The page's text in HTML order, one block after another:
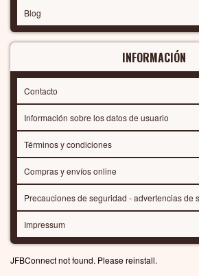
Blog
INFORMACIÓN
Contacto
Información sobre los datos de usuario
Términos y condiciones
Compras y envíos online
Precauciones de seguridad - advertencias de
Impressum
JFBConnect not found. Please reinstall.